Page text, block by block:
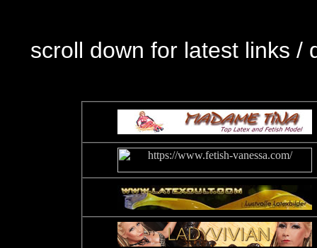
scroll down for latest links /